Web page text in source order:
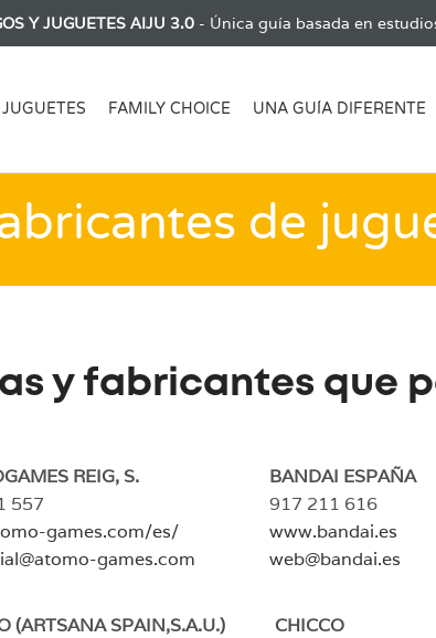
Y JUGUETES AIJU 3.0 - Única guía basada en
JUGUETES FAMILY CHOICE UNA GUÍA DIFERENTE
de
y fabricantes que
REIG, S.
557
games.com/es/
games.com
BANDAI ESPAÑA
917 211 616
www.bandai.es
web@bandai.es
(ARTSANA SPAIN,S.A.U.)
CHICCO